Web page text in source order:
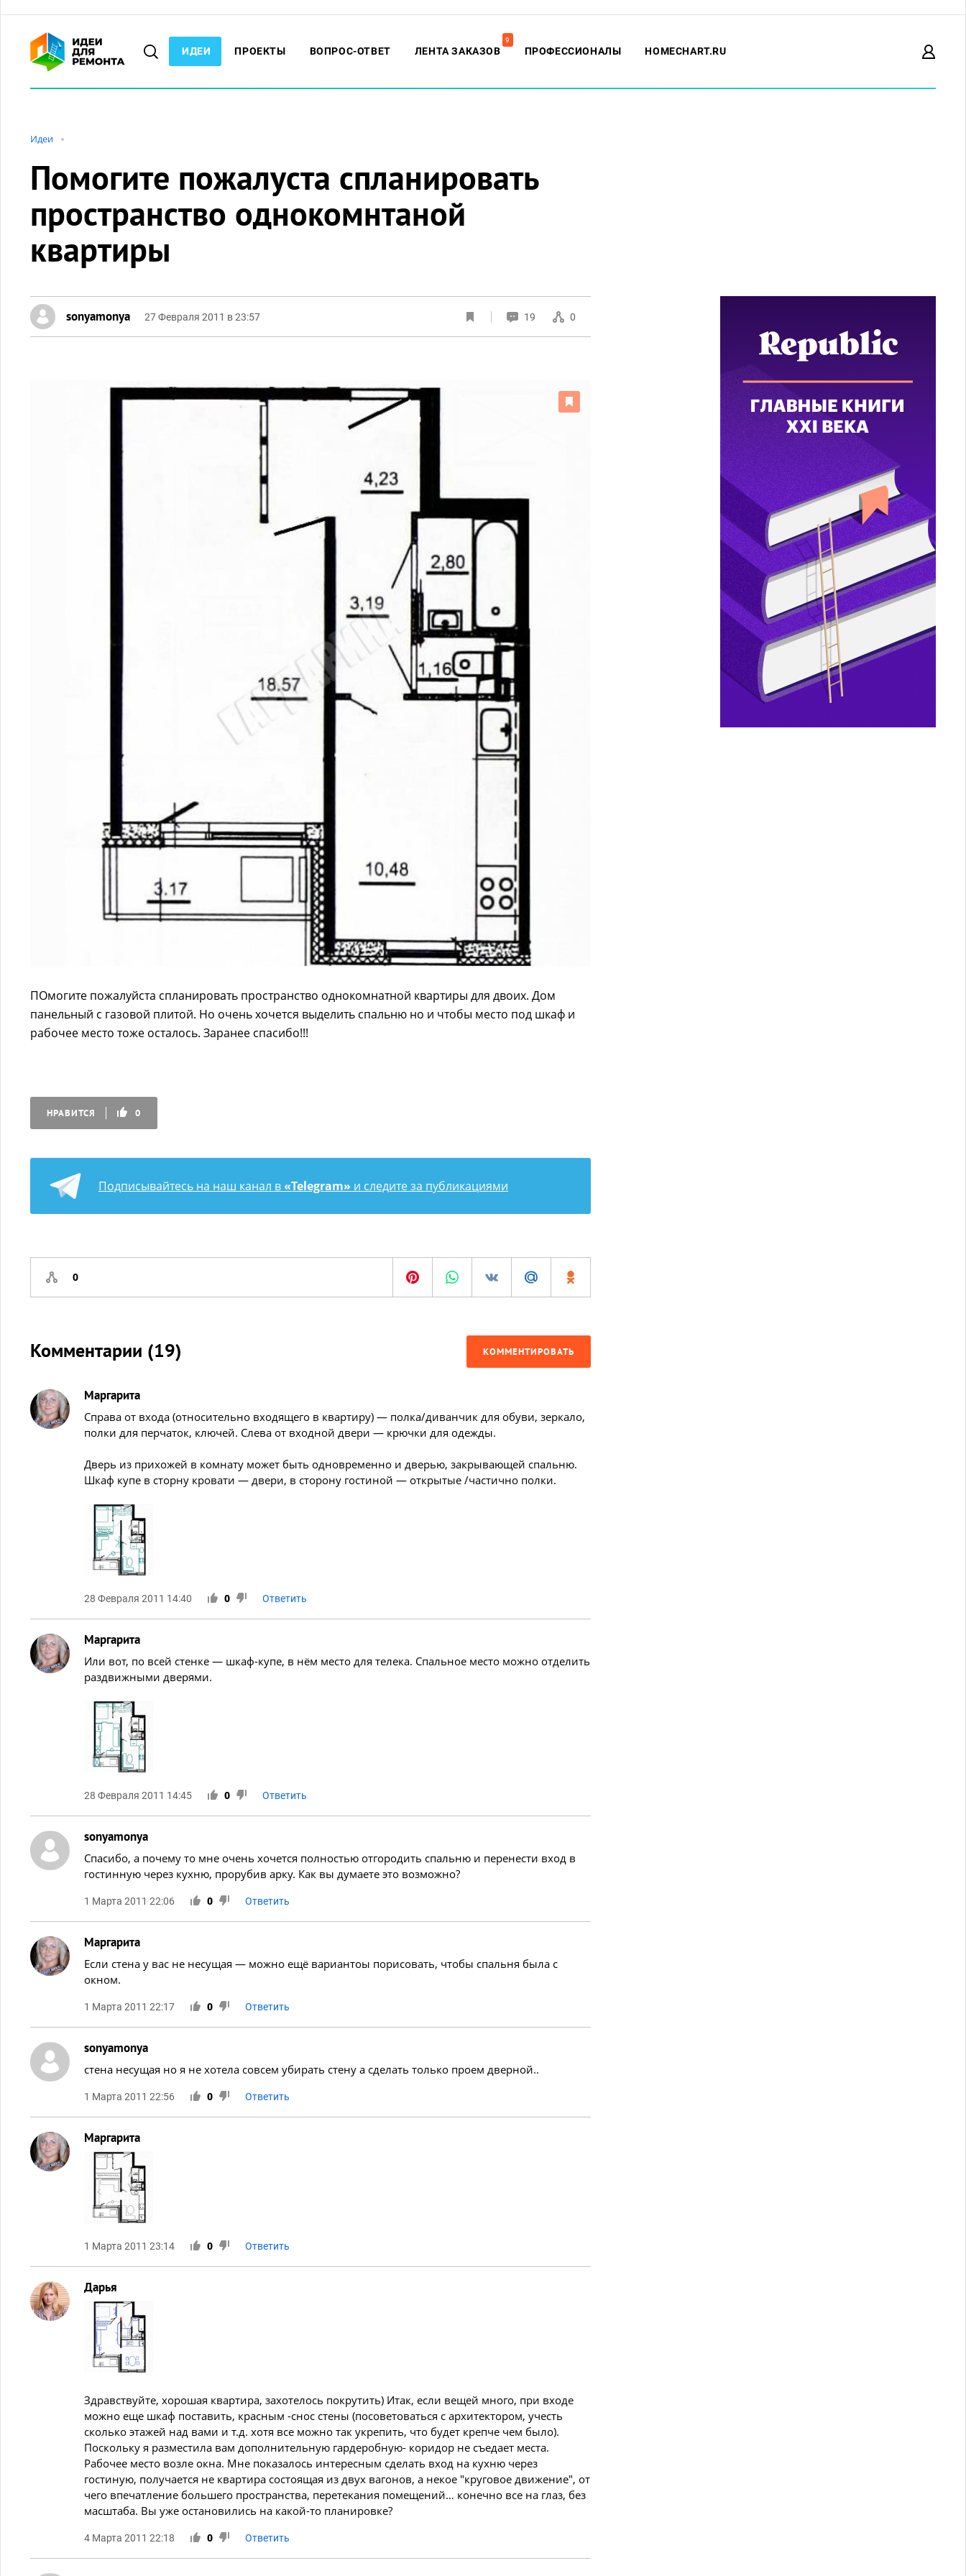
ИДЕИ ПРОЕКТЫ ВОПРОС-ОТВЕТ ЛЕНТА ЗАКАЗОВ
9
ПРОФЕССИОНАЛЫ HOMECHART.RU
Идеи
Помогите пожалуста спланировать
пространство однокомнтаной
квартиры
sonyamonya 27 Февраля 2011 в 23:57 19 0
ПОмогите пожалуйста спланировать пространство однокомнатной квартиры для двоих. Дом
панельный с газовой плитой. Но очень хочется выделить спальню но и чтобы место под шкаф и
рабочее место тоже осталось. Заранее спасибо!!!
НРАВИТСЯ 0
Подписывайтесь на наш канал в«Telegram» и следите за публикациями
0
Комментарии (19) КОММЕНТИРОВАТЬ
Маргарита
Справа от входа (относительно входящего в квартиру) — полка/диванчик для обуви, зеркало,
полки для перчаток, ключей. Слева от входной двери — крючки для одежды.
Дверь из прихожей в комнату может быть одновременно и дверью, закрывающей спальню.
Шкаф купе в сторну кровати — двери, в сторону гостиной — открытые /частично полки.
28 Февраля 2011 14:40 0 Ответить
Маргарита
Или вот, по всей стенке — шкаф-купе, в нём место для телека. Спальное место можно отделить
раздвижными дверями.
28 Февраля 2011 14:45 0 Ответить
sonyamonya
Спасибо, а почему то мне очень хочется полностью отгородить спальню и перенести вход в
гостинную через кухню, прорубив арку. Как вы думаете это возможно?
1 Марта 2011 22:06 0 Ответить
Маргарита
Если стена у вас не несущая — можно ещё вариантоы порисовать, чтобы спальня была с
окном.
1 Марта 2011 22:17 0 Ответить
sonyamonya
стена несущая но я не хотела совсем убирать стену а сделать только проем дверной..
1 Марта 2011 22:56 0 Ответить
Маргарита
1 Марта 2011 23:14 0 Ответить
Дарья
Здравствуйте, хорошая квартира, захотелось покрутить) Итак, если вещей много, при входе
можно еще шкаф поставить, красным -снос стены (посоветоваться с архитектором, учесть
сколько этажей над вами и т.д. хотя все можно так укрепить, что будет крепче чем было).
Поскольку я разместила вам дополнительную гардеробную- коридор не съедает места.
Рабочее место возле окна. Мне показалось интересным сделать вход на кухню через
гостиную, получается не квартира состоящая из двух вагонов, а некое "круговое движение", от
чего впечатление большего пространства, перетекания помещений… конечно все на глаз, без
масштаба. Вы уже остановились на какой-то планировке?
4 Марта 2011 22:18 0 Ответить